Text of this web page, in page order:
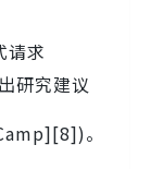
请求
研究建议
。